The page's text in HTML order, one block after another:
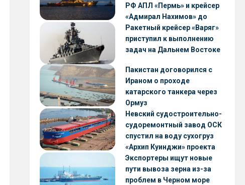
РФ АПЛ «Пермь» и крейсер
«Адмирал Нахимов» до
конца 2026 года
Ракетный крейсер «Варяг»
приступил к выполнению
задач на Дальнем Востоке
Пакистан договорился с
Ираном о проходе
катарского танкера через
Ормуз
Невский судостроительно-
судоремонтный завод ОСК
спустил на воду сухогруз
«Архип Куинджи» проекта
RSD59
Экспортеры ищут новые
пути вывоза зерна из-за
проблем в Черном море